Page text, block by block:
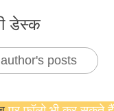
डेस्क
posts